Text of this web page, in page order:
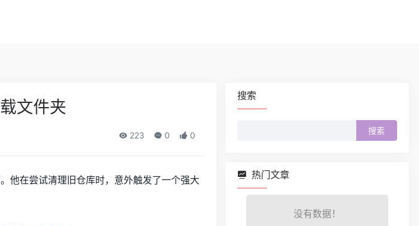
文件夹
223 0 0
他在尝试清理旧仓库时，意外触发了一个强大
搜索
热门文章
没有数据！